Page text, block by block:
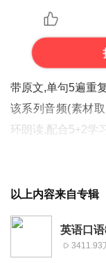
带原文,单句5遍重
该系列音频(素材取
环朗读,配合5+2学
（2）享受余暇时间
（3）生病、受伤时
以上内容来自专辑
英语口
3411.93